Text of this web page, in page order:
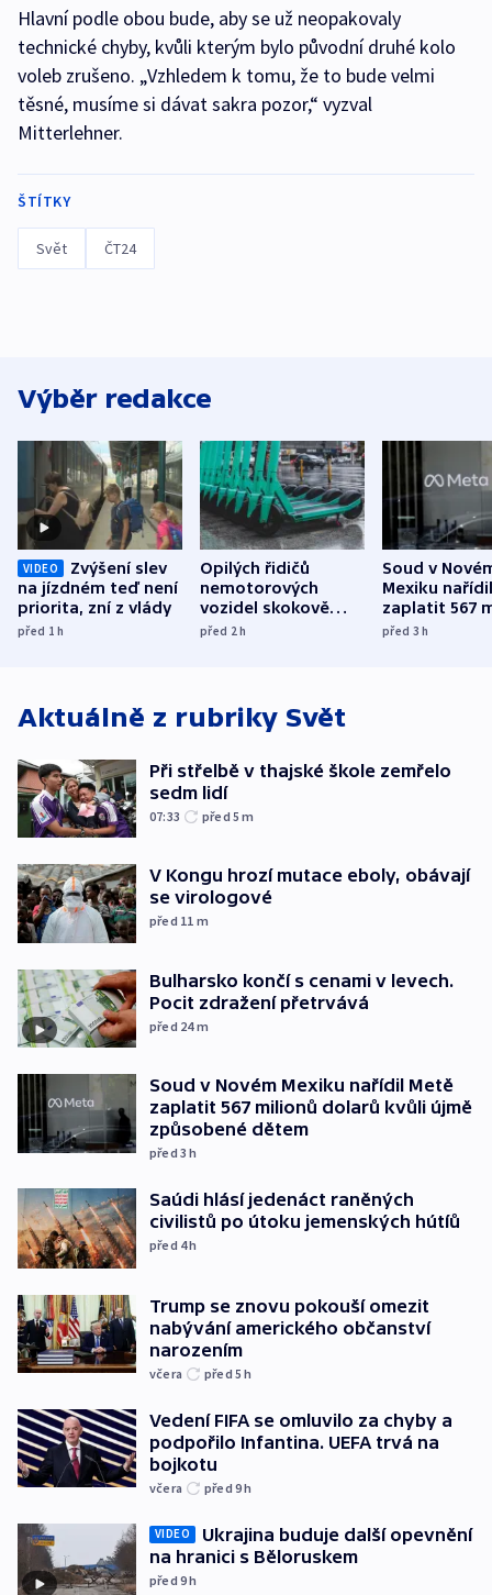
Hlavní podle obou bude, aby se už neopakovaly
technické chyby, kvůli kterým bylo původní druhé kolo
voleb zrušeno. „Vzhledem k tomu, že to bude velmi
těsné, musíme si dávat sakra pozor,“ vyzval
Mitterlehner.
ŠTÍTKY
Svět ČT24
Výběr redakce
VIDEO
Zvýšení slev
na jízdném teď není
priorita, zní z vlády
před 1h
Opilých řidičů
nemotorových
vozidel skokově
přibylo, nejvíc ve
před 2h
Soud v
Mexiku
zaplatit 567
dolarů kvůli
před 3h
Aktuálně z rubriky Svět
Při střelbě v thajské škole zemřelo
sedm lidí
07:33 před 5m
V Kongu hrozí mutace eboly, obávají
se virologové
před 11 m
Bulharsko končí s cenami v levech.
Pocit zdražení přetrvává
před 24m
Soud v Novém Mexiku nařídil Metě
zaplatit 567 milionů dolarů kvůli újmě
způsobené dětem
před 3h
Saúdi hlásí jedenáct raněných
civilistů po útoku jemenských hútíů
před 4h
Trump se znovu pokouší omezit
nabývání amerického občanství
narozením
včera před 5h
Vedení FIFA se omluvilo za chyby a
podpořilo Infantina. UEFA trvá na
bojkotu
včera před 9h
VIDEO
Ukrajina buduje další opevnění
na hranici s Běloruskem
před 9h